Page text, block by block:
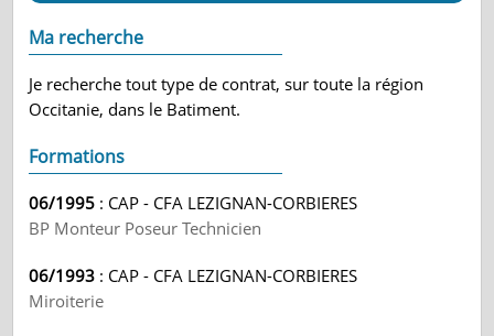
Ma recherche
Je recherche tout type de contrat, sur toute la région
Occitanie, dans le Batiment.
Formations
06/1995 : CAP - CFA LEZIGNAN-CORBIERES
BP Monteur Poseur Technicien
06/1993 : CAP - CFA LEZIGNAN-CORBIERES
Miroiterie